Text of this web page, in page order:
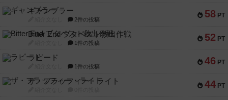
58 PT
ギャンブラー
2件の投稿
52 PT
Bitter End ブタペスト救出作戦
1件の投稿
46 PT
ラピード
1件の投稿
44 PT
ザ・フラッフィー・ライト